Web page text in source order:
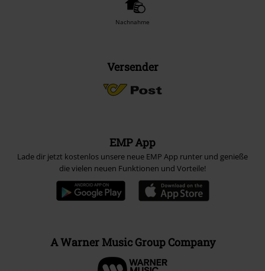
Nachnahme
Versender
EMP App
Lade dir jetzt kostenlos unsere neue EMP App runter und genieße
die vielen neuen Funktionen und Vorteile!
A Warner Music Group Company